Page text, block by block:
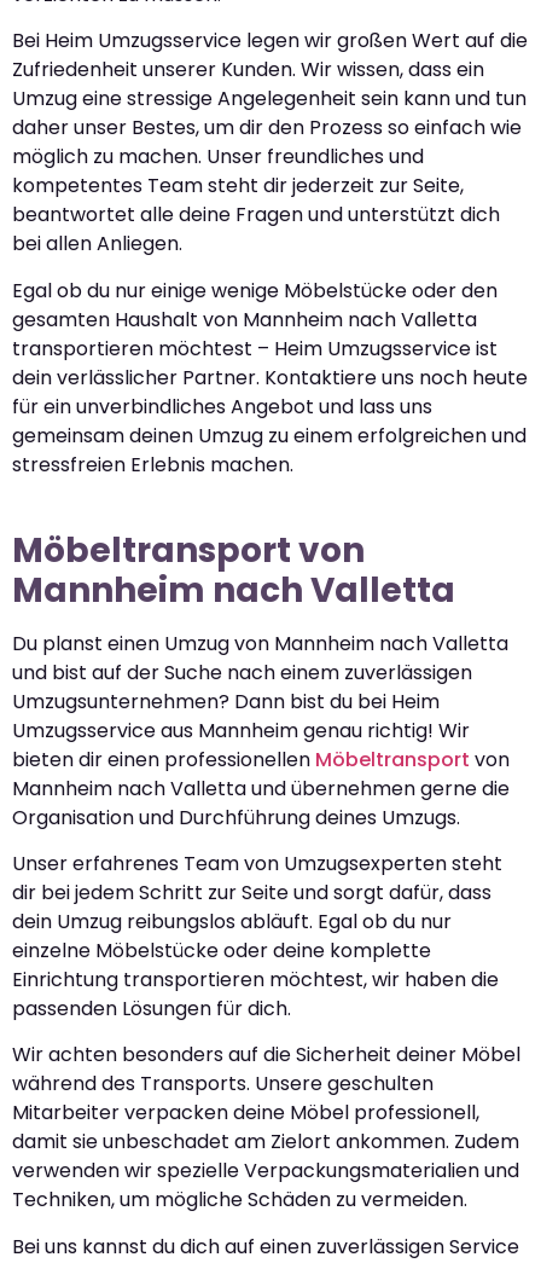
Bei Heim Umzugsservice legen wir großen Wert auf die
Zufriedenheit unserer Kunden. Wir wissen, dass ein
Umzug eine stressige Angelegenheit sein kann und tun
daher unser Bestes, um dir den Prozess so einfach wie
möglich zu machen. Unser freundliches und
kompetentes Team steht dir jederzeit zur Seite,
beantwortet alle deine Fragen und unterstützt dich
bei allen Anliegen.
Egal ob du nur einige wenige Möbelstücke oder den
gesamten Haushalt von Mannheim nach Valletta
transportieren möchtest – Heim Umzugsservice ist
dein verlässlicher Partner. Kontaktiere uns noch heute
für ein unverbindliches Angebot und lass uns
gemeinsam deinen Umzug zu einem erfolgreichen und
stressfreien Erlebnis machen.
Möbeltransport von
Mannheim nach Valletta
Du planst einen Umzug von Mannheim nach Valletta
und bist auf der Suche nach einem zuverlässigen
Umzugsunternehmen? Dann bist du bei Heim
Umzugsservice aus Mannheim genau richtig! Wir
bieten dir einen professionellen Möbeltransport von
Mannheim nach Valletta und übernehmen gerne die
Organisation und Durchführung deines Umzugs.
Unser erfahrenes Team von Umzugsexperten steht
dir bei jedem Schritt zur Seite und sorgt dafür, dass
dein Umzug reibungslos abläuft. Egal ob du nur
einzelne Möbelstücke oder deine komplette
Einrichtung transportieren möchtest, wir haben die
passenden Lösungen für dich.
Wir achten besonders auf die Sicherheit deiner Möbel
während des Transports. Unsere geschulten
Mitarbeiter verpacken deine Möbel professionell,
damit sie unbeschadet am Zielort ankommen. Zudem
verwenden wir spezielle Verpackungsmaterialien und
Techniken, um mögliche Schäden zu vermeiden.
Bei uns kannst du dich auf einen zuverlässigen Service